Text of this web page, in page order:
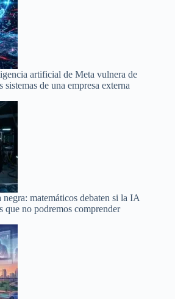
artificial de Meta vulnera de
de una empresa externa
matemáticos debaten si la IA
que no podremos comprender